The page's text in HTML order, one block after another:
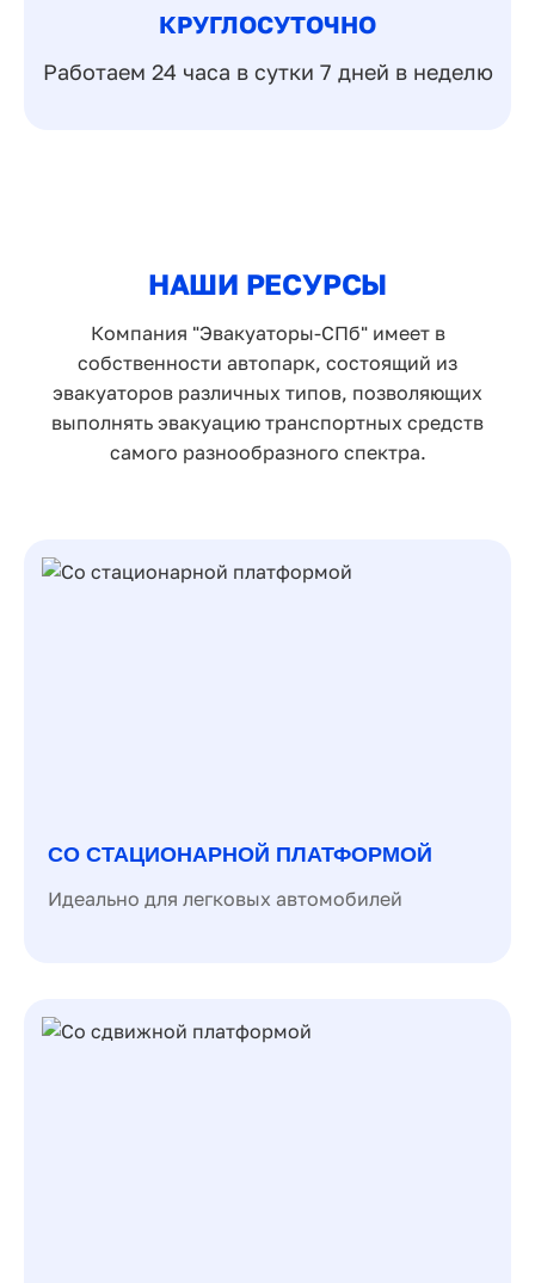
КРУГЛОСУТОЧНО
Работаем 24 часа в сутки 7 дней в неделю
НАШИ РЕСУРСЫ
Компания "Эвакуаторы-СПб" имеет в
собственности автопарк, состоящий из
эвакуаторов различных типов, позволяющих
выполнять эвакуацию транспортных средств
самого разнообразного спектра.
СО СТАЦИОНАРНОЙ ПЛАТФОРМОЙ
Идеально для легковых автомобилей